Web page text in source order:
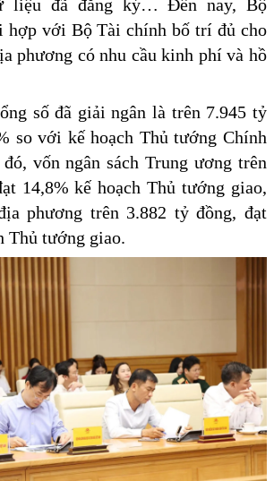
liệu đã đăng ký… Đến nay, Bộ
hợp với Bộ Tài chính bố trí đủ cho
phương có nhu cầu kinh phí và hồ
số đã giải ngân là trên 7.945 tỷ
so với kế hoạch Thủ tướng Chính
vốn ngân sách Trung ương trên
14,8% kế hoạch Thủ tướng giao,
phương trên 3.882 tỷ đồng, đạt
Thủ tướng giao.